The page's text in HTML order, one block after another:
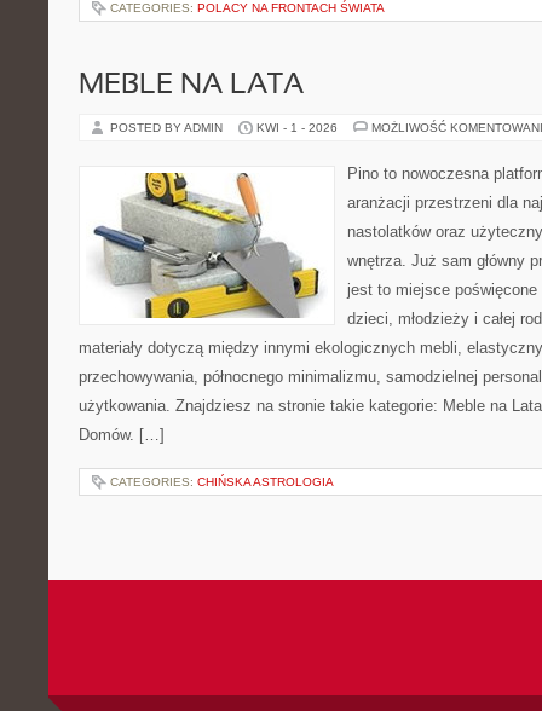
CATEGORIES: POLACY NA FRONTACH ŚWIATA
MEBLE NA LATA
POSTED BY ADMIN KWI - 1 - 2026 MOŻLIWOŚĆ
Pino to nowoczesna
aranżacji przestrzeni dla
nastolatków oraz
wnętrza. Już sam główny
jest to miejsce
dzieci, młodzieży i całej
materiały dotyczą między innymi ekologicznych mebli,
przechowywania, północnego minimalizmu, samodzielnej
użytkowania. Znajdziesz na stronie takie kategorie: Meble na
Domów. […]
CATEGORIES: CHIŃSKA ASTROLOGIA